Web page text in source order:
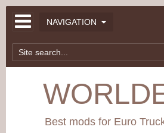
NAVIGATION
Best mods for Euro